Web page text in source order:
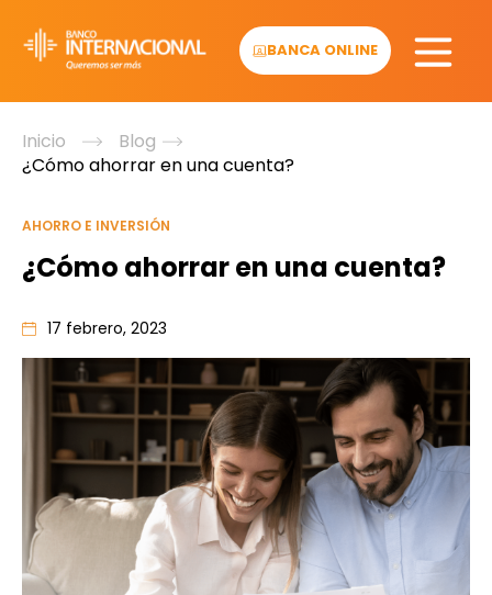
content
BANCA ONLINE
Inicio
Blog
¿Cómo ahorrar en una cuenta?
AHORRO E INVERSIÓN
¿Cómo ahorrar en una cuenta?
17 febrero, 2023